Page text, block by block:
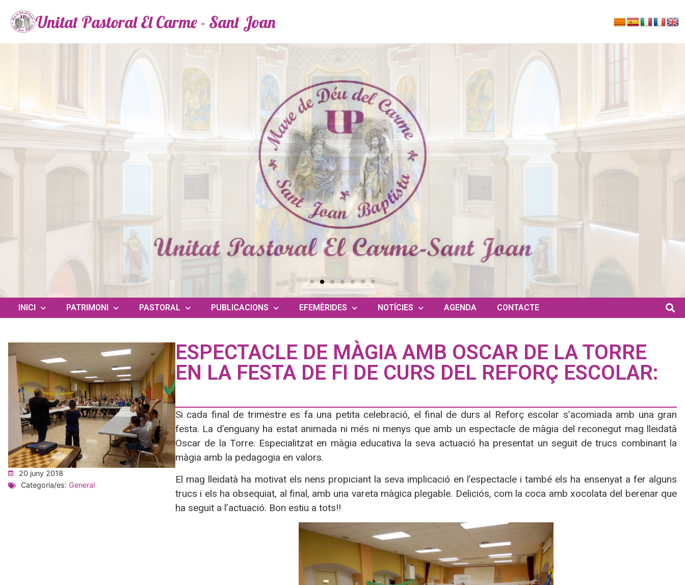
Unitat Pastoral El Carme - Sant Joan
INICI PATRIMONI PASTORAL PUBLICACIONS EFEMÈRIDES NOTÍCIES AGENDA CONTACTE
20 juny 2018
Categoria/es: General
ESPECTACLE DE MÀGIA AMB OSCAR DE LA TORRE
EN LA FESTA DE FI DE CURS DEL REFORÇ ESCOLAR:
Si cada final de trimestre es fa una petita celebració, el final de durs al Reforç escolar s’acomiada amb una gran
festa. La d’enguany ha estat animada ni més ni menys que amb un espectacle de màgia del reconegut mag lleidatà
Oscar de la Torre. Especialitzat en màgia educativa la seva actuació ha presentat un seguit de trucs combinant la
màgia amb la pedagogia en valors.
El mag lleidatà ha motivat els nens propiciant la seva implicació en l’espectacle i també els ha ensenyat a fer alguns
trucs i els ha obsequiat, al final, amb una vareta màgica plegable. Deliciós, com la coca amb xocolata del berenar que
ha seguit a l’actuació. Bon estiu a tots!!